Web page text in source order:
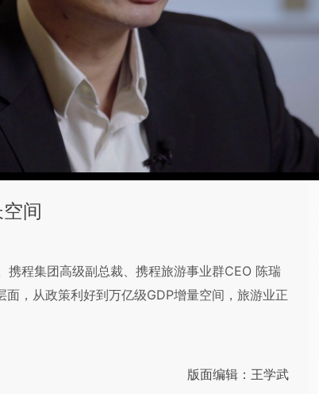
间
程集团高级副总裁、携程旅游事业群CEO 陈瑞
，从政策利好到万亿级GDP增量空间，旅游业正
版面编辑：王学武